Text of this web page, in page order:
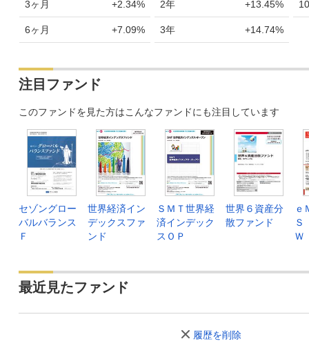
3ヶ月 +2.34%
6ヶ月 +7.09%
2年 +13.45%
3年 +14.74%
注目ファンド
このファンドを見た方はこんなファンドにも注目しています
セゾングロー
バルバランス
Ｆ
世界経済イン
デックスファ
ンド
ＳＭＴ世界経
済インデック
スＯＰ
世界６資産分
散ファンド
ｅ
Ｓ
Ｗ
最近見たファンド
履歴を削除